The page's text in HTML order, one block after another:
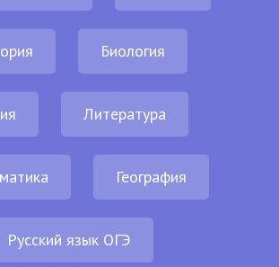
Биология
Литература
География
Русский язык ОГЭ